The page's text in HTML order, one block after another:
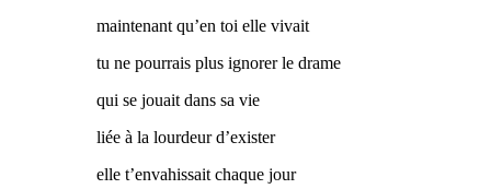
maintenant qu’en toi elle vivait
tu ne pourrais plus ignorer le drame
qui se jouait dans sa vie
liée à la lourdeur d’exister
elle t’envahissait chaque jour